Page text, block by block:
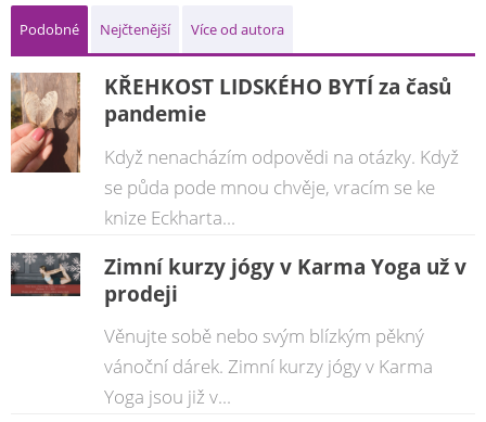
Podobné Nejčtenější Více od autora
KŘEHKOST LIDSKÉHO BYTÍ za časů
pandemie
Když nenacházím odpovědi na otázky. Když
se půda pode mnou chvěje, vracím se ke
knize Eckharta...
Zimní kurzy jógy v Karma Yoga už v
prodeji
Věnujte sobě nebo svým blízkým pěkný
vánoční dárek. Zimní kurzy jógy v Karma
Yoga jsou již v...